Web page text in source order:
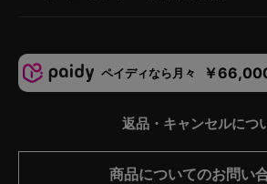
ペイディなら月々 ￥
返品・キャンセルにつ
商品についてのお問い